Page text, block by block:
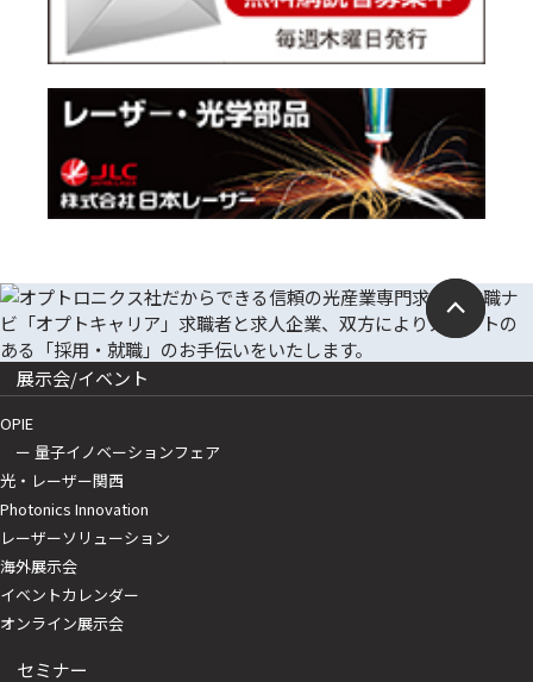
展示会/イベント
OPIE
ー 量子イノベーションフェア
光・レーザー関西
Photonics Innovation
レーザーソリューション
海外展示会
イベントカレンダー
オンライン展示会
セミナー